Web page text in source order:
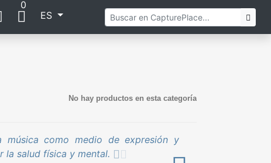
0
ES
Buscar
No hay productos en esta categoría
música como medio de expresión y
la salud física y mental.